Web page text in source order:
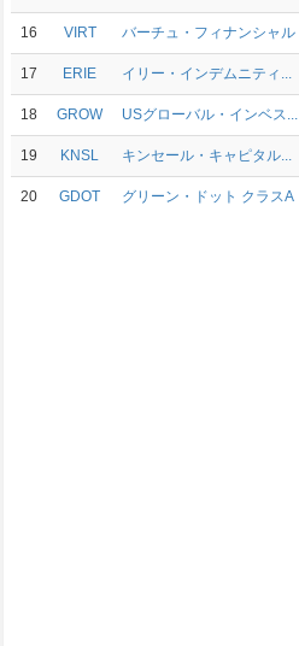
16 VIRT バーチュ・フィナンシャル
17 ERIE イリー・インデムニティ...
18 GROW USグローバル・インベス...
19 KNSL キンセール・キャピタル...
20 GDOT グリーン・ドット クラスA